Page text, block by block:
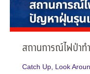
สถานการณ์ไฟป่า
Catch Up Look